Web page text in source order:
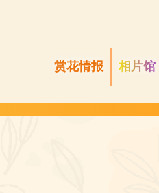
赏花情报 相片馆